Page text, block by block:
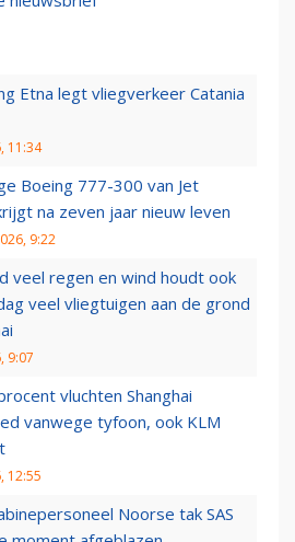
Etna legt vliegverkeer Catania
11:34
Boeing 777-300 van Jet
na zeven jaar nieuw leven
9:22
veel regen en wind houdt ook
veel vliegtuigen aan de grond
9:07
vluchten Shanghai
vanwege tyfoon, ook KLM
12:55
Noorse tak SAS